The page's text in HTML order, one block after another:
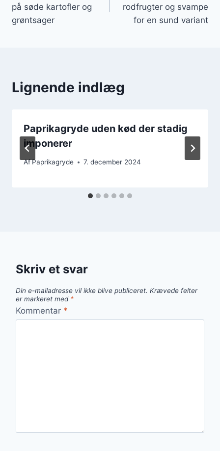
på søde kartofler og
grøntsager
rodfrugter og svampe
for en sund variant
Lignende indlæg
Paprikagryde uden kød der stadig
imponerer
AfPaprikagryde 7. december 2024
Skriv et svar
Din e-mailadresse vil ikke blive publiceret. Krævede felter
er markeret med *
Kommentar *